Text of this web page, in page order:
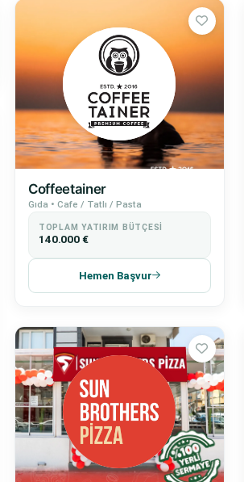
Coffeetainer
Gıda • Cafe / Tatlı / Pasta
TOPLAM YATIRIM BÜTÇESI
140.000 €
Hemen Başvur